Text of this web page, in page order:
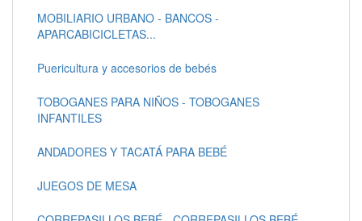
MOBILIARIO URBANO - BANCOS -
APARCABICICLETAS...
Puericultura y accesorios de bebés
TOBOGANES PARA NIÑOS - TOBOGANES
INFANTILES
ANDADORES Y TACATÁ PARA BEBÉ
JUEGOS DE MESA